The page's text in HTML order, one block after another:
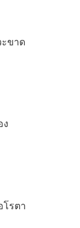
ะขาด
ง
โรตา